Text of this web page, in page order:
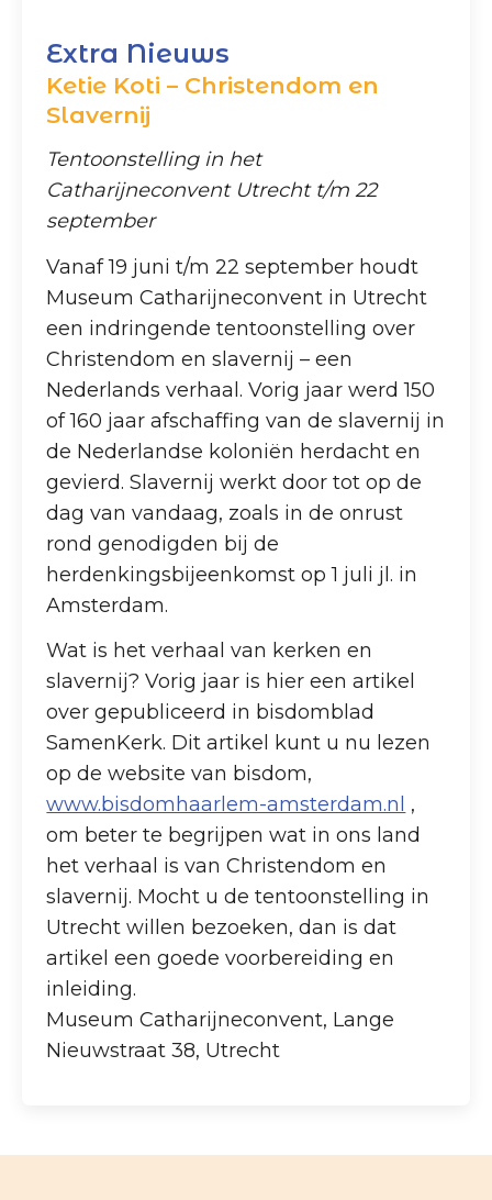
Extra Nieuws
Ketie Koti – Christendom en
Slavernij
Tentoonstelling in het
Catharijneconvent Utrecht t/m 22
september
Vanaf 19 juni t/m 22 september houdt
Museum Catharijneconvent in Utrecht
een indringende tentoonstelling over
Christendom en slavernij – een
Nederlands verhaal. Vorig jaar werd 150
of 160 jaar afschaffing van de slavernij in
de Nederlandse koloniën herdacht en
gevierd. Slavernij werkt door tot op de
dag van vandaag, zoals in de onrust
rond genodigden bij de
herdenkingsbijeenkomst op 1 juli jl. in
Amsterdam.
Wat is het verhaal van kerken en
slavernij? Vorig jaar is hier een artikel
over gepubliceerd in bisdomblad
SamenKerk. Dit artikel kunt u nu lezen
op de website van bisdom,
www.bisdomhaarlem-amsterdam.nl ,
om beter te begrijpen wat in ons land
het verhaal is van Christendom en
slavernij. Mocht u de tentoonstelling in
Utrecht willen bezoeken, dan is dat
artikel een goede voorbereiding en
inleiding.
Museum Catharijneconvent, Lange
Nieuwstraat 38, Utrecht